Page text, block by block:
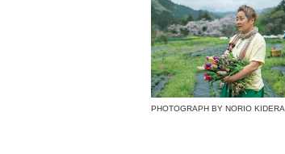
PHOTOGRAPH BY NORIO KIDERA